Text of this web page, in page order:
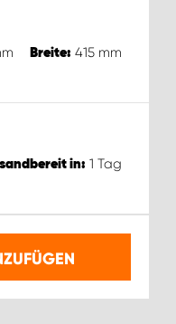
Breite: 415 mm
in: 1 Tag